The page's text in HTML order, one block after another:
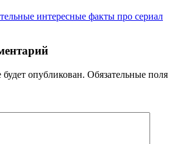
интересные факты про сериал
опубликован. Обязательные поля